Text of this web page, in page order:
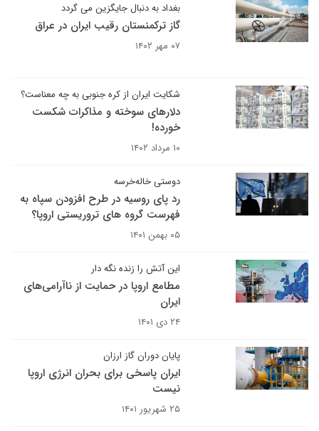
بغداد به دنبال جایگزین می گردد
گاز ترکمنستان رقیب ایران در عراق
۰۷ مهر ۱۴۰۲
شکایت ایران از کره جنوبی به چه معناست؟
دلارهای سوخته و مذاکرات شکست
خورده!
۱۰ مرداد ۱۴۰۲
دوستی خاله‌خرسه
رد پای روسیه در طرح افزودن سپاه به
فهرست گروه های تروریستی اروپا؟
۰۵ بهمن ۱۴۰۱
این آتش را زنده نگه دار
مطامع اروپا در حمایت از ناآرامی‌های
ایران
۲۴ دی ۱۴۰۱
پایان دوران گاز ارزان
ایران پاسخی برای بحران انرژی اروپا
نیست
۲۵ شهریور ۱۴۰۱